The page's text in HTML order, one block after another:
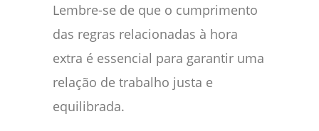
Lembre-se de que o cumprimento
das regras relacionadas à hora
extra é essencial para garantir uma
relação de trabalho justa e
equilibrada.